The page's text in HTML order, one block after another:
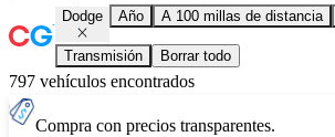
Dodge Año A 100 millas de distancia
Transmisión Borrar todo
797 vehículos encontrados
Compra con precios transparentes.